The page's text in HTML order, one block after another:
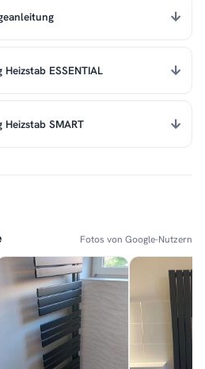
ESSENTIAL
SMART
Fotos von Google-Nutzern